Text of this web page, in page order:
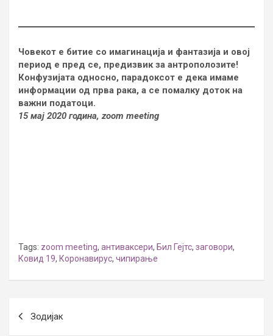
Човекот е битие со имагинација и фантазија и овој
период е пред се, предизвик за антрополозите!
Конфузијата односно, парадоксот е дека имаме
информации од прва рака, а се помалку доток на
важни податоци.
15 мај 2020 година, zoom meeting
Tags: zoom meeting, антиваксери, Бил Гејтс, заговори,
Ковид 19, Коронавирус, чипирање
navigation
Зодијак